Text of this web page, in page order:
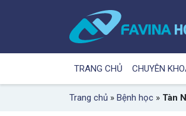
TRANG CHỦ CHUYÊN
Trang chủ » Bệnh học » Tàn